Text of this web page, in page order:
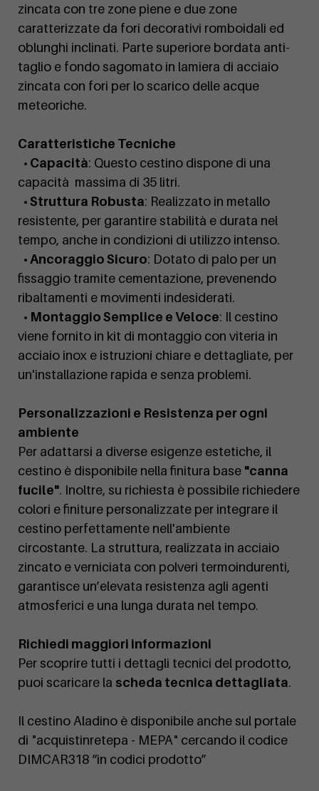
zincata con tre zone piene e due zone
caratterizzate da fori decorativi romboidali ed
oblunghi inclinati. Parte superiore bordata anti-
taglio e fondo sagomato in lamiera di acciaio
zincata con fori per lo scarico delle acque
meteoriche.
Caratteristiche Tecniche
• Capacità: Questo cestino dispone di una
capacità massima di 35 litri.
• Struttura Robusta: Realizzato in metallo
resistente, per garantire stabilità e durata nel
tempo, anche in condizioni di utilizzo intenso.
• Ancoraggio Sicuro: Dotato di palo per un
fissaggio tramite cementazione, prevenendo
ribaltamenti e movimenti indesiderati.
• Montaggio Semplice e Veloce: Il cestino
viene fornito in kit di montaggio con viteria in
acciaio inox e istruzioni chiare e dettagliate, per
un'installazione rapida e senza problemi.
Personalizzazioni e Resistenza per ogni
ambiente
Per adattarsi a diverse esigenze estetiche, il
cestino è disponibile nella finitura base "canna
fucile". Inoltre, su richiesta è possibile richiedere
colori e finiture personalizzate per integrare il
cestino perfettamente nell'ambiente
circostante. La struttura, realizzata in acciaio
zincato e verniciata con polveri termoindurenti,
garantisce un’elevata resistenza agli agenti
atmosferici e una lunga durata nel tempo.
Richiedi maggiori informazioni
Per scoprire tutti i dettagli tecnici del prodotto,
puoi scaricare la scheda tecnica dettagliata.
Il cestino Aladino è disponibile anche sul portale
di "acquistinretepa - MEPA" cercando il codice
DIMCAR318 “in codici prodotto”